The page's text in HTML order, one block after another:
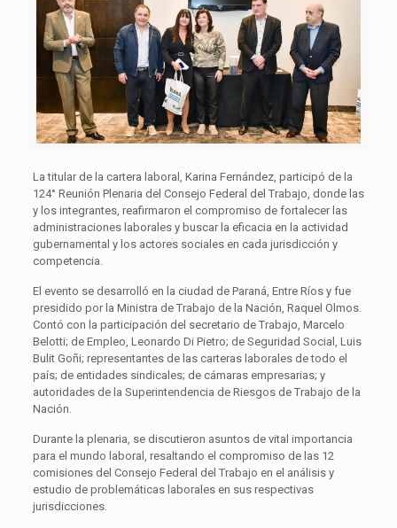
La titular de la cartera laboral, Karina Fernández, participó de la
124° Reunión Plenaria del Consejo Federal del Trabajo, donde las
y los integrantes, reafirmaron el compromiso de fortalecer las
administraciones laborales y buscar la eficacia en la actividad
gubernamental y los actores sociales en cada jurisdicción y
competencia.
El evento se desarrolló en la ciudad de Paraná, Entre Ríos y fue
presidido por la Ministra de Trabajo de la Nación, Raquel Olmos.
Contó con la participación del secretario de Trabajo, Marcelo
Belotti; de Empleo, Leonardo Di Pietro; de Seguridad Social, Luis
Bulit Goñi; representantes de las carteras laborales de todo el
país; de entidades sindicales; de cámaras empresarias; y
autoridades de la Superintendencia de Riesgos de Trabajo de la
Nación.
Durante la plenaria, se discutieron asuntos de vital importancia
para el mundo laboral, resaltando el compromiso de las 12
comisiones del Consejo Federal del Trabajo en el análisis y
estudio de problemáticas laborales en sus respectivas
jurisdicciones.